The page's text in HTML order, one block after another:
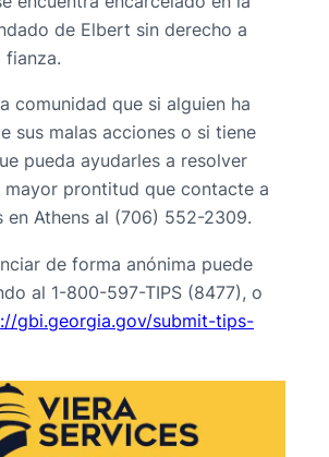
de Elbert sin derecho a
fianza.
comunidad que si alguien ha
sus malas acciones o si tiene
pueda ayudarles a resolver
mayor prontitud que contacte a
en Athens al (706) 552-2309.
de forma anónima puede
al 1-800-597-TIPS (8477), o
gbi.georgia.gov/submit-tips-